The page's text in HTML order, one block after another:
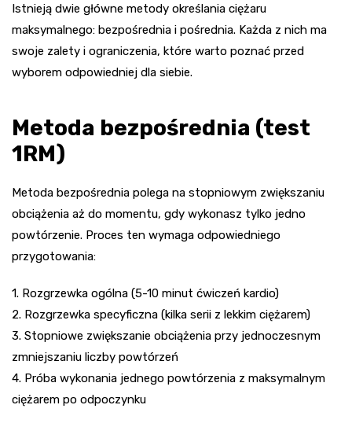
Istnieją dwie główne metody określania ciężaru
maksymalnego: bezpośrednia i pośrednia. Każda z nich ma
swoje zalety i ograniczenia, które warto poznać przed
wyborem odpowiedniej dla siebie.
Metoda bezpośrednia (test
1RM)
Metoda bezpośrednia polega na stopniowym zwiększaniu
obciążenia aż do momentu, gdy wykonasz tylko jedno
powtórzenie. Proces ten wymaga odpowiedniego
przygotowania:
1. Rozgrzewka ogólna (5-10 minut ćwiczeń kardio)
2. Rozgrzewka specyficzna (kilka serii z lekkim ciężarem)
3. Stopniowe zwiększanie obciążenia przy jednoczesnym
zmniejszaniu liczby powtórzeń
4. Próba wykonania jednego powtórzenia z maksymalnym
ciężarem po odpoczynku